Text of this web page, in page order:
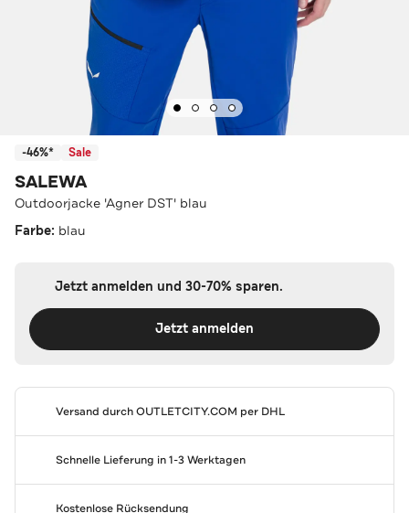
-46%* Sale
SALEWA
Outdoorjacke 'Agner DST' blau
Farbe: blau
Jetzt anmelden und 30-70% sparen.
Jetzt anmelden
Versand durchOUTLETCITY.COM per DHL
Schnelle Lieferung in 1-3 Werktagen
Kostenlose Rücksendung